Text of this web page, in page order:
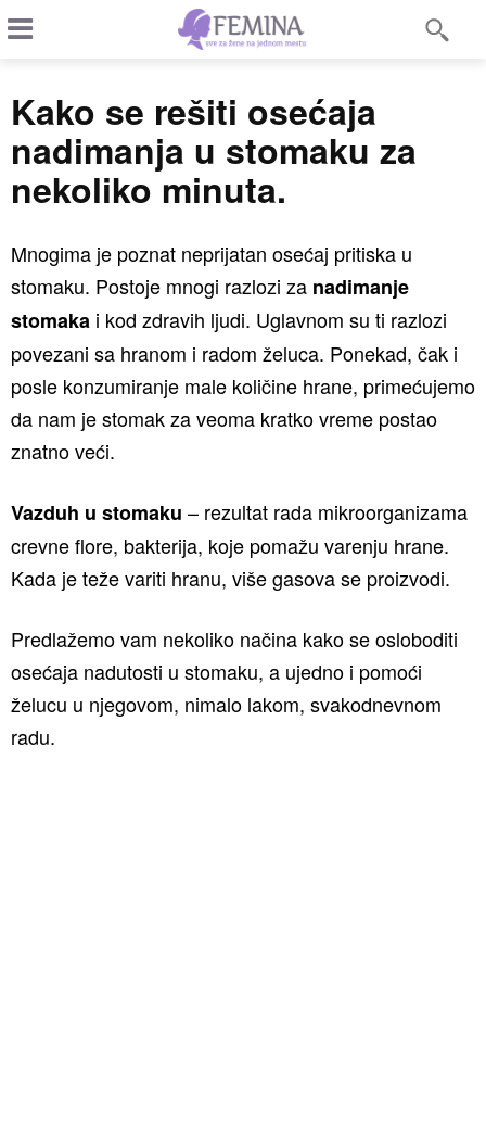
Kako se rešiti osećaja
nadimanja u stomaku za
nekoliko minuta.
Mnogima je poznat neprijatan osećaj pritiska u
stomaku. Postoje mnogi razlozi za nadimanje
stomaka i kod zdravih ljudi. Uglavnom su ti razlozi
povezani sa hranom i radom želuca. Ponekad, čak i
posle konzumiranje male količine hrane, primećujemo
da nam je stomak za veoma kratko vreme postao
znatno veći.
Vazduh u stomaku – rezultat rada mikroorganizama
crevne flore, bakterija, koje pomažu varenju hrane.
Kada je teže variti hranu, više gasova se proizvodi.
Predlažemo vam nekoliko načina kako se osloboditi
osećaja nadutosti u stomaku, a ujedno i pomoći
želucu u njegovom, nimalo lakom, svakodnevnom
radu.